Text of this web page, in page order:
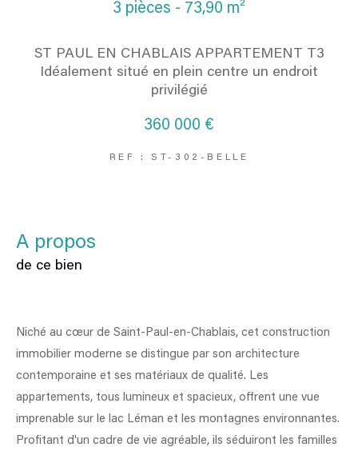
3 pièces - 73,90 m²
ST PAUL EN CHABLAIS APPARTEMENT T3
Idéalement situé en plein centre un endroit
privilégié
360 000 €
REF : ST-302-BELLE
a propos
de ce bien
Niché au cœur de Saint-Paul-en-Chablais, cet construction
immobilier moderne se distingue par son architecture
contemporaine et ses matériaux de qualité. Les
appartements, tous lumineux et spacieux, offrent une vue
imprenable sur le lac Léman et les montagnes environnantes.
Profitant d'un cadre de vie agréable, ils séduiront les familles